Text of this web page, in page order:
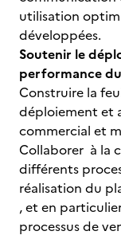
utilisation
développées.
Soutenir le
performance
Construire la
déploiement et
commercial et
Collaborer à la
différents
réalisation du
, et en
processus de